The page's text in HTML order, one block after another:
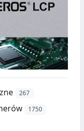
267
1750